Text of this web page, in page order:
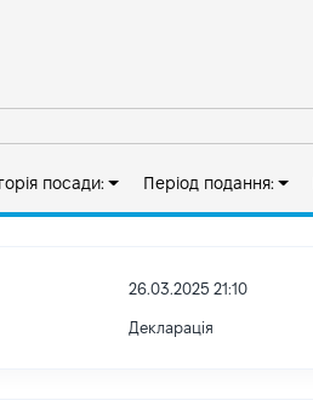
посади: Період подання:
26.03.2025 21:10
Декларація